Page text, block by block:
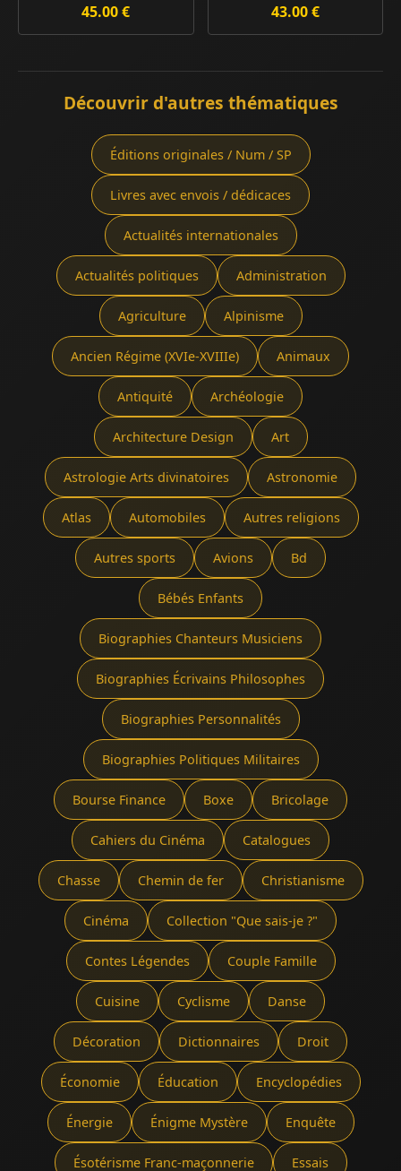
45.00 € 43.00 €
Découvrir d'autres thématiques
Éditions originales / Num / SP
Livres avec envois / dédicaces
Actualités internationales
Actualités politiques Administration
Agriculture Alpinisme
Ancien Régime (XVIe-XVIIIe) Animaux
Antiquité Archéologie
Architecture Design Art
Astrologie Arts divinatoires Astronomie
Atlas Automobiles Autres religions
Autres sports Avions Bd
Bébés Enfants
Biographies Chanteurs Musiciens
Biographies Écrivains Philosophes
Biographies Personnalités
Biographies Politiques Militaires
Bourse Finance Boxe Bricolage
Cahiers du Cinéma Catalogues
Chasse Chemin de fer Christianisme
Cinéma Collection "Que sais-je ?"
Contes Légendes Couple Famille
Cuisine Cyclisme Danse
Décoration Dictionnaires Droit
Économie Éducation Encyclopédies
Énergie Énigme Mystère Enquête
Ésotérisme Franc-maçonnerie Essais